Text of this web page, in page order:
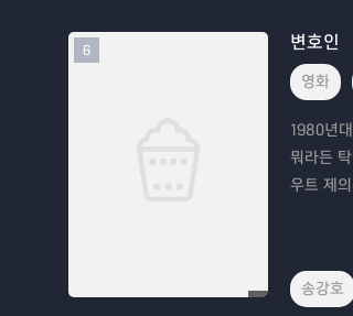
6 변호인
영화
1980년
뭐라든
우트 제
송강호